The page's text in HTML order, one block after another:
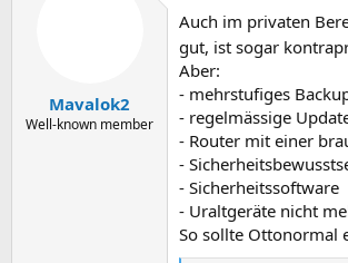
i
o
n
e
n
Mavalok2
Well-known member
Auch im privaten
gut, ist sogar
Aber:
- mehrstufiges
- regelmässige
- Router mit einer
-
- Sicherheitssoftware
- Uraltgeräte nicht
So sollte Ottonormal